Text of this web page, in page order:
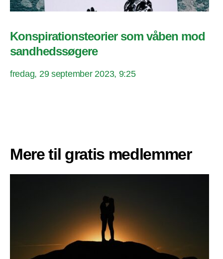
Konspirationsteorier som våben mod
sandhedssøgere
fredag, 29 september 2023, 9:25
Mere til gratis medlemmer